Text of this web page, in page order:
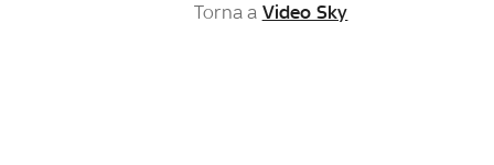
Torna a Video Sky